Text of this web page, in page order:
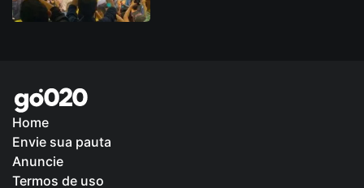
Home
Envie sua pauta
Anuncie
Termos de uso